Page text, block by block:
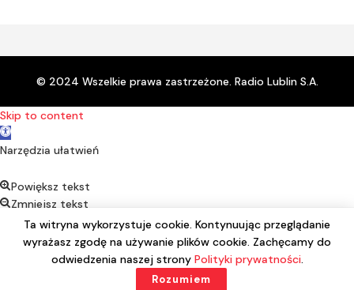
© 2024 Wszelkie prawa zastrzeżone. Radio Lublin S.A.
Ta witryna wykorzystuje cookie. Kontynuując przeglądanie
wyrażasz zgodę na używanie plików cookie. Zachęcamy do
odwiedzenia naszej strony Polityki prywatności.
Rozumiem
Skip to content
Open toolbar
Narzędzia ułatwień
Powiększ tekst
Zmniejsz tekst
Kontrast
Negatyw
Podkreśl linki